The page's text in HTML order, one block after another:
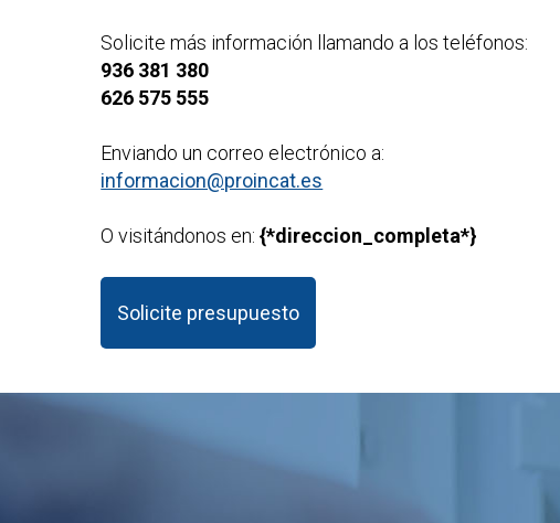
Solicite más información llamando a los teléfonos:
936 381 380
626 575 555
Enviando un correo electrónico a:
informacion@proincat.es
O visitándonos en:{*direccion_completa*}
Solicite presupuesto